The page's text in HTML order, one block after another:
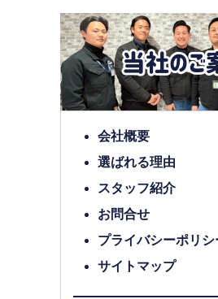
会社概要
選ばれる理由
スタッフ紹介
お問合せ
プライバシーポリシ
サイトマップ